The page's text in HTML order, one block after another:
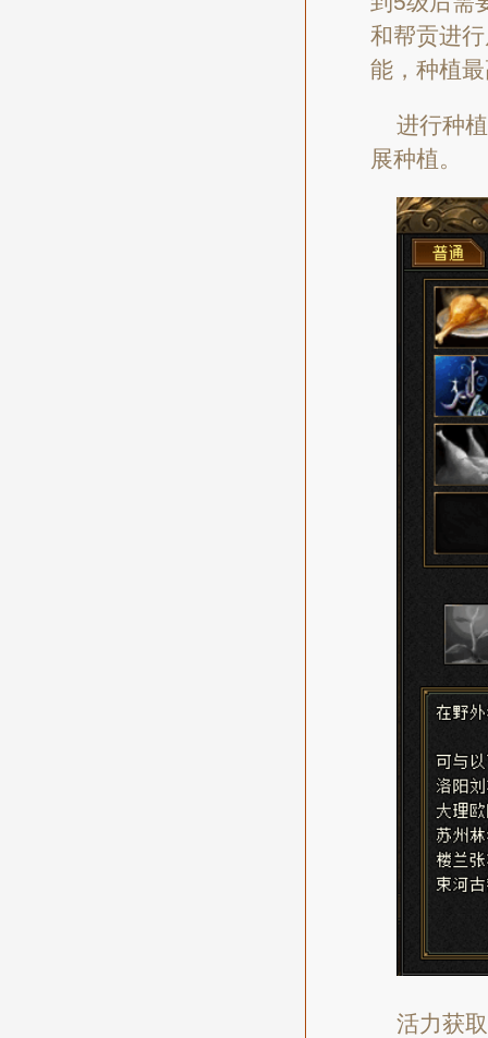
和帮贡进
能，种植
进行种
展种植。
活力获